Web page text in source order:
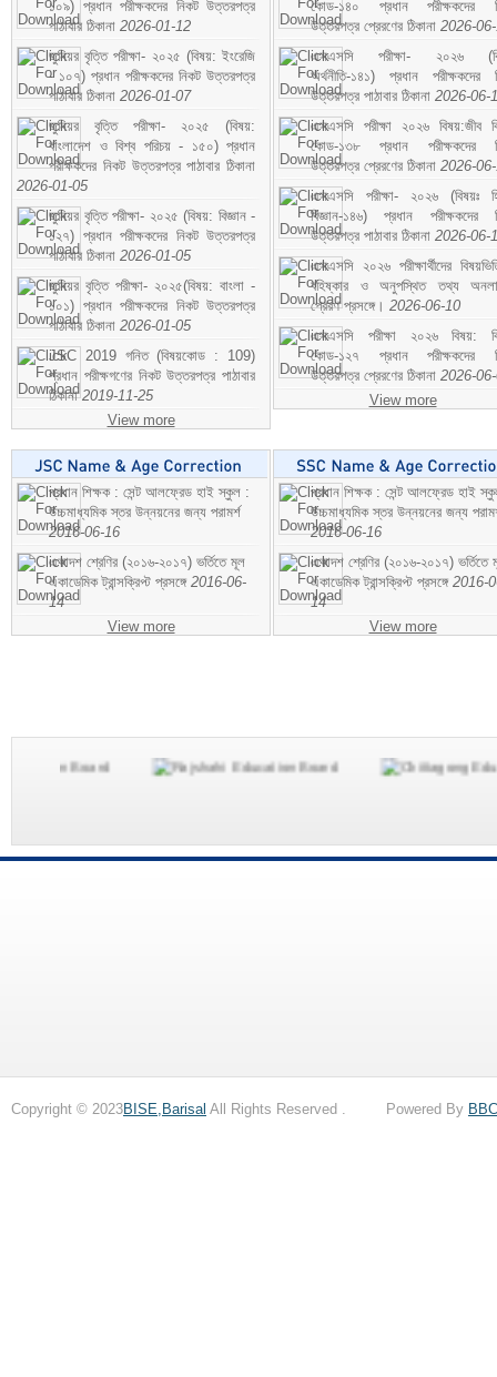
১০৯) প্রধান পরীক্ষকদের নিকট উত্তরপত্র
পাঠাবার ঠিকানা 2026-01-12
জুনিয়র বৃত্তি পরীক্ষা- ২০২৫ (বিষয়: ইংরেজি
- ১০৭) প্রধান পরীক্ষকদের নিকট উত্তরপত্র
পাঠাবার ঠিকানা 2026-01-07
জুনিয়র বৃত্তি পরীক্ষা- ২০২৫ (বিষয়:
বাংলাদেশ ও বিশ্ব পরিচয় - ১৫০) প্রধান
পরীক্ষকদের নিকট উত্তরপত্র পাঠাবার ঠিকানা
2026-01-05
জুনিয়র বৃত্তি পরীক্ষা- ২০২৫ (বিষয়: বিজ্ঞান -
১২৭) প্রধান পরীক্ষকদের নিকট উত্তরপত্র
পাঠাবার ঠিকানা 2026-01-05
জুনিয়র বৃত্তি পরীক্ষা- ২০২৫(বিষয়: বাংলা -
১০১) প্রধান পরীক্ষকদের নিকট উত্তরপত্র
পাঠাবার ঠিকানা 2026-01-05
JSC 2019 গনিত (বিষয়কোড : 109)
প্রধান পরীক্ষগণের নিকট উত্তরপত্র পাঠাবার
ঠিকানা2019-11-25
View more
কোড-১৪০ প্রধান পরীক্ষকদের
উত্তরপত্র প্রেরণের ঠিকানা 2026-
এসএসসি পরীক্ষা- ২০২৬
অর্থনীতি-১৪১) প্রধান পরীক্ষকদের
উত্তরপত্র পাঠাবার ঠিকানা 2026-06-
এসএসসি পরীক্ষা ২০২৬ বিষয়:জীব
কোড-১৩৮ প্রধান পরীক্ষকদের
উত্তরপত্র প্রেরণের ঠিকানা 2026-
এসএসসি পরীক্ষা- ২০২৬ (বিষয়ঃ
বিজ্ঞান-১৪৬) প্রধান পরীক্ষকদের
উত্তরপত্র পাঠাবার ঠিকানা 2026-06-
এসএসসি ২০২৬ পরীক্ষার্থীদের
বহিষ্কার ও অনুপস্থিত তথ্য
প্রেরণ প্রসঙ্গে। 2026-06-10
এসএসসি পরীক্ষা ২০২৬ বিষয়:
কোড-১২৭ প্রধান পরীক্ষকদের
উত্তরপত্র প্রেরণের ঠিকানা 2026-
View more
প্রধান শিক্ষক : সেন্ট আলফ্রেড হাই স্কুল :
উচ্চমাধ্যমিক স্তর উন্নয়নের জন্য পরামর্শ
2016-06-16
একাদশ শ্রেণির (২০১৬-২০১৭) ভর্তিতে মূল
একাডেমিক ট্রান্সক্রিপ্ট প্রসঙ্গে 2016-06-
14
View more
প্রধান শিক্ষক : সেন্ট আলফ্রেড হাই
উচ্চমাধ্যমিক স্তর উন্নয়নের জন্য
2016-06-16
একাদশ শ্রেণির (২০১৬-২০১৭) ভর্তিতে
একাডেমিক ট্রান্সক্রিপ্ট প্রসঙ্গে 2016-
14
View more
Copyright © 2023BISE,Barisal All Rights Reserved . Powered By